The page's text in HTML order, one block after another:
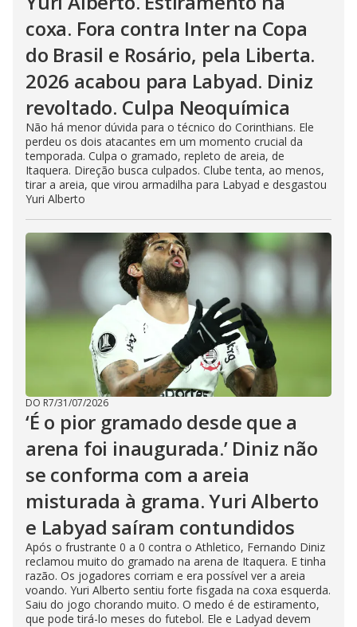
coxa. Fora contra Inter na Copa
do Brasil e Rosário, pela Liberta.
2026 acabou para Labyad. Diniz
revoltado. Culpa Neoquímica
Não há menor dúvida para o técnico do Corinthians. Ele
perdeu os dois atacantes em um momento crucial da
temporada. Culpa o gramado, repleto de areia, de
Itaquera. Direção busca culpados. Clube tenta, ao menos,
tirar a areia, que virou armadilha para Labyad e desgastou
Yuri Alberto
DO R7/31/07/2026
‘É o pior gramado desde que a
arena foi inaugurada.’ Diniz não
se conforma com a areia
misturada à grama. Yuri Alberto
e Labyad saíram contundidos
Após o frustrante 0 a 0 contra o Athletico, Fernando Diniz
reclamou muito do gramado na arena de Itaquera. E tinha
razão. Os jogadores corriam e era possível ver a areia
voando. Yuri Alberto sentiu forte fisgada na coxa esquerda.
Saiu do jogo chorando muito. O medo é de estiramento,
que pode tirá-lo meses do futebol. Ele e Ladyad devem